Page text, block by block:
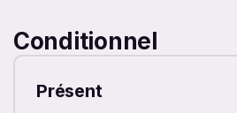
Conditionnel
Présent